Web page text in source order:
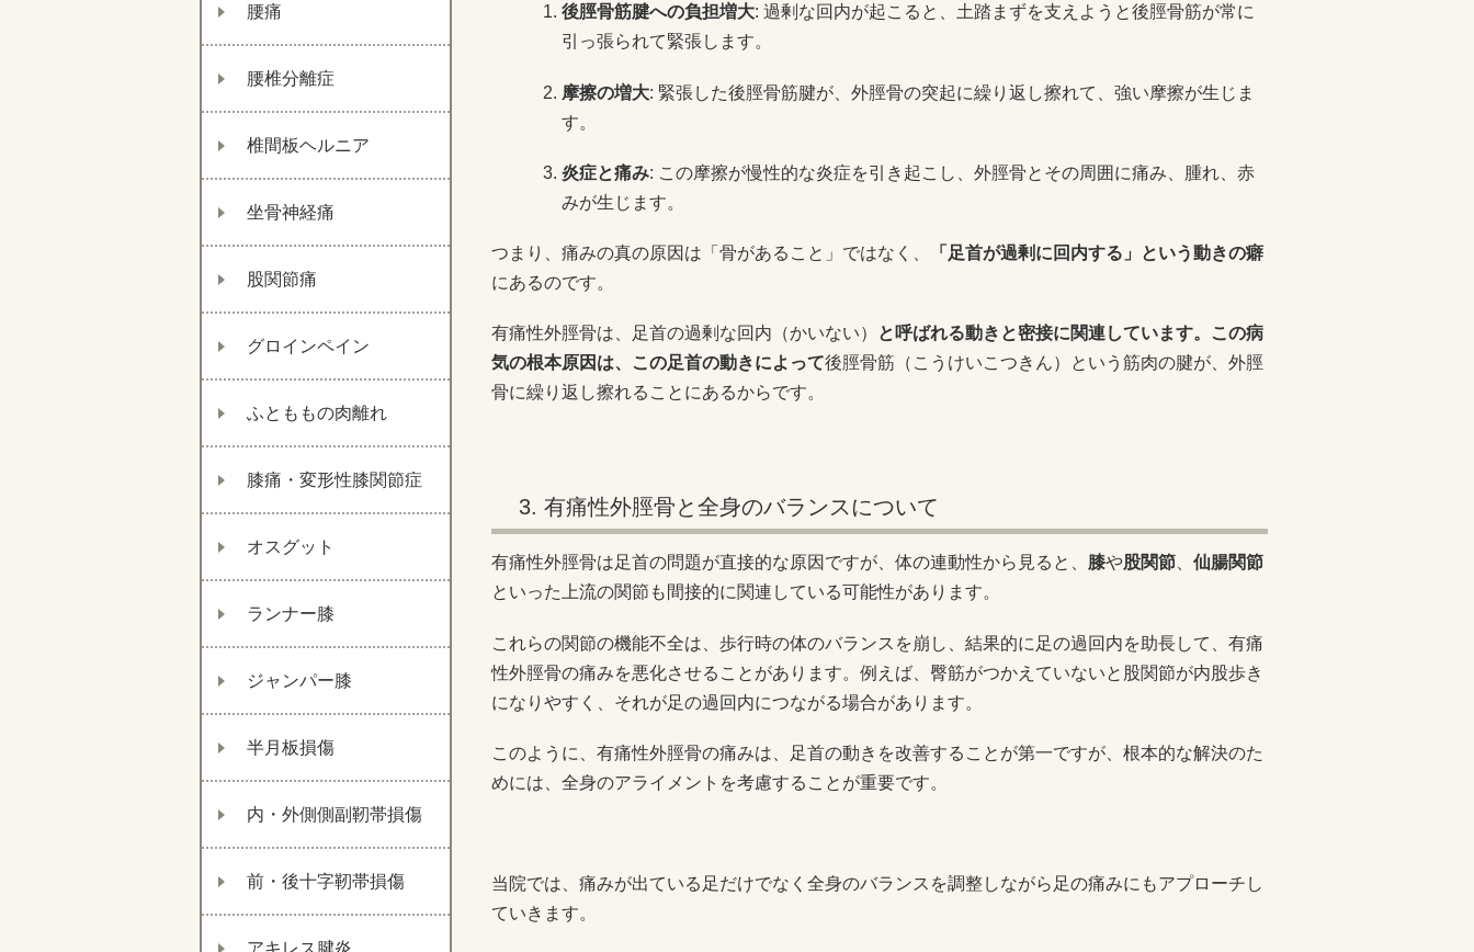
腰痛
腰椎分離症
椎間板ヘルニア
坐骨神経痛
股関節痛
グロインペイン
ふとももの肉離れ
膝痛・変形性膝関節症
オスグット
ランナー膝
ジャンパー膝
半月板損傷
内・外側側副靭帯損傷
前・後十字靭帯損傷
アキレス腱炎
後脛骨筋腱への負担増大: 過剰な回内が起こると、土踏まずを支えようと後脛骨筋が常に
引っ張られて緊張します。
摩擦の増大: 緊張した後脛骨筋腱が、外脛骨の突起に繰り返し擦れて、強い摩擦が生じま
す。
炎症と痛み: この摩擦が慢性的な炎症を引き起こし、外脛骨とその周囲に痛み、腫れ、赤
みが生じます。
つまり、痛みの真の原因は「骨があること」ではなく、
「足首が過剰に回内する」という動きの癖
にあるのです。
有痛性外脛骨は、足首の過剰な回内（かいない）
と呼ばれる動きと密接に関連しています。この病
気の根本原因は、この足首の動きによって後脛骨筋（こうけいこつきん）という筋肉の腱が、外脛
骨に繰り返し擦れることにあるからです。
3. 有痛性外脛骨と全身のバランスについて
有痛性外脛骨は足首の問題が直接的な原因ですが、体の連動性から見ると、 膝や股関節
仙腸関節
といった上流の関節も間接的に関連している可能性があります。
これらの関節の機能不全は、歩行時の体のバランスを崩し、結果的に足の過回内を助長して、有痛
性外脛骨の痛みを悪化させることがあります。例えば、臀筋がつかえていないと股関節が内股歩き
になりやすく、それが足の過回内につながる場合があります。
このように、有痛性外脛骨の痛みは、足首の動きを改善することが第一ですが、根本的な解決のた
めには、全身のアライメントを考慮することが重要です。
当院では、痛みが出ている足だけでなく全身のバランスを調整しながら足の痛みにもアプローチし
ていきます。